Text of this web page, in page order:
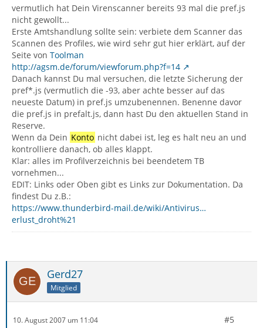
vermutlich hat Dein Virenscanner bereits 93 mal die pref.js
nicht gewollt...
Erste Amtshandlung sollte sein: verbiete dem Scanner das
Scannen des Profiles, wie wird sehr gut hier erklärt, auf der
Seite von Toolman
http://agsm.de/forum/viewforum.php?f=14
Danach kannst Du mal versuchen, die letzte Sicherung der
pref*.js (vermutlich die -93, aber achte besser auf das
neueste Datum) in pref.js umzubenennen. Benenne davor
die pref.js in prefalt.js, dann hast Du den aktuellen Stand in
Reserve.
Wenn da Dein Konto nicht dabei ist, leg es halt neu an und
kontrolliere danach, ob alles klappt.
Klar: alles im Profilverzeichnis bei beendetem TB
vornehmen...
EDIT: Links oder Oben gibt es Links zur Dokumentation. Da
findest Du z.B.:
https://www.thunderbird-mail.de/wiki/Antivirus…
erlust_droht%21
Gerd27
Mitglied
10. August 2007 um 11:04 #5